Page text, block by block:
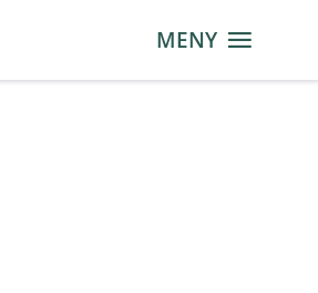
MENY